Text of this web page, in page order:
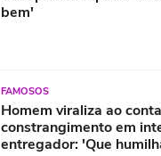
bem'
FAMOSOS
Homem viraliza ao
constrangimento em
entregador: 'Que